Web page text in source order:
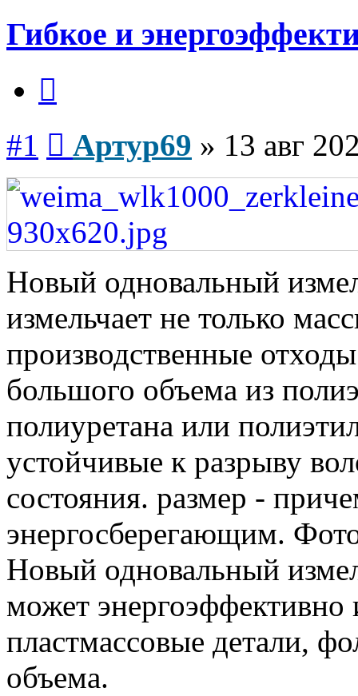
Гибкое и
#1 Артур69 » 13 авг
Новый одновальный
измельчает не только
производственные
большого объема из
полиуретана или
устойчивые к разрыву
состояния. размер -
энергосберегающим.
Новый одновальный
может энергоэффективно
пластмассовые детали,
объема.